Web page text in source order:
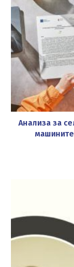
Анализа за